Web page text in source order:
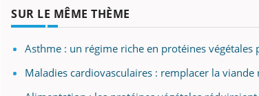
SUR LE MÊME THÈME
Asthme : un régime riche en protéines
Maladies cardiovasculaires : remplacer la